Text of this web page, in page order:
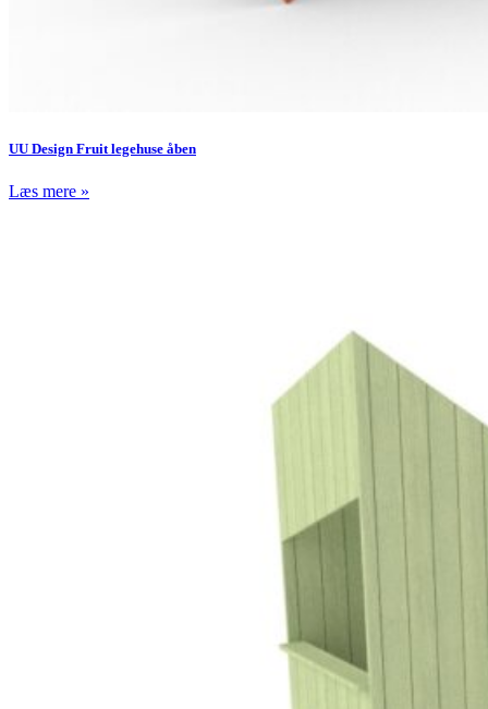
UU Design Fruit legehuse åben
Læs mere »